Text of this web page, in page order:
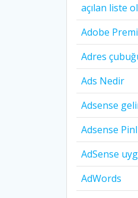
açılan liste
Adobe
Adres
Ads Nedir
Adsense
Adsense
AdSense
AdWords